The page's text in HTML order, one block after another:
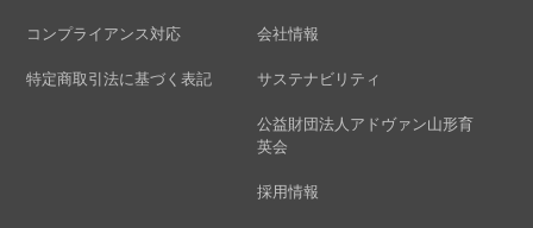
コンプライアンス対応
特定商取引法に基づく表記
会社情報
サステナビリティ
公益財団法人アドヴァン山形育
英会
採用情報